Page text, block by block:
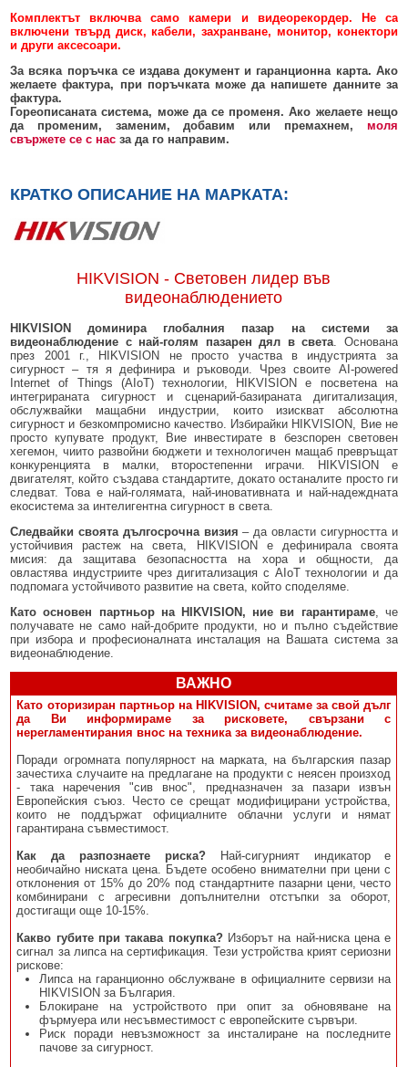
Комплектът включва само камери и видеорекордер. Не са
включени твърд диск, кабели, захранване, монитор, конектори
и други аксесоари.
За всяка поръчка се издава документ и гаранционна карта. Ако
желаете фактура, при поръчката може да напишете данните за
фактура.
Гореописаната система, може да се променя. Ако желаете нещо
да променим, заменим, добавим или премахнем, моля
свържете се с нас за да го направим.
КРАТКО ОПИСАНИЕ НА МАРКАТА:
HIKVISION - Световен лидер във
видеонаблюдението
HIKVISION доминира глобалния пазар на системи за
видеонаблюдение с най-голям пазарен дял в света. Основана
през 2001 г., HIKVISION не просто участва в индустрията за
сигурност – тя я дефинира и ръководи. Чрез своите AI-powered
Internet of Things (AIoT) технологии, HIKVISION е посветена на
интегрираната сигурност и сценарий-базираната дигитализация,
обслужвайки мащабни индустрии, които изискват абсолютна
сигурност и безкомпромисно качество. Избирайки HIKVISION, Вие не
просто купувате продукт, Вие инвестирате в безспорен световен
хегемон, чиито развойни бюджети и технологичен мащаб превръщат
конкуренцията в малки, второстепенни играчи. HIKVISION е
двигателят, който създава стандартите, докато останалите просто ги
следват. Това е най-голямата, най-иновативната и най-надеждната
екосистема за интелигентна сигурност в света.
Следвайки своята дългосрочна визия – да овласти сигурността и
устойчивия растеж на света, HIKVISION е дефинирала своята
мисия: да защитава безопасността на хора и общности, да
овластява индустриите чрез дигитализация с AIoT технологии и да
подпомага устойчивото развитие на света, който споделяме.
Като основен партньор на HIKVISION, ние ви гарантираме, че
получавате не само най-добрите продукти, но и пълно съдействие
при избора и професионалната инсталация на Вашата система за
видеонаблюдение.
ВАЖНО
Като оторизиран партньор на HIKVISION, считаме за свой дълг
да Ви информираме за рисковете, свързани с
нерегламентирания внос на техника за видеонаблюдение.
Поради огромната популярност на марката, на българския пазар
зачестиха случаите на предлагане на продукти с неясен произход
- така наречения "сив внос", предназначен за пазари извън
Европейския съюз. Често се срещат модифицирани устройства,
които не поддържат официалните облачни услуги и нямат
гарантирана съвместимост.
Как да разпознаете риска?Най-сигурният индикатор е
необичайно ниската цена. Бъдете особено внимателни при цени с
отклонения от 15% до 20% под стандартните пазарни цени, често
комбинирани с агресивни допълнителни отстъпки за оборот,
достигащи още 10-15%.
Какво губите при такава покупка?Изборът на най-ниска цена е
сигнал за липса на сертификация. Тези устройства крият сериозни
рискове:
Липса на гаранционно обслужване в официалните сервизи на
HIKVISION за България.
Блокиране на устройството при опит за обновяване на
фърмуера или несъвместимост с европейските сървъри.
Риск поради невъзможност за инсталиране на последните
пачове за сигурност.